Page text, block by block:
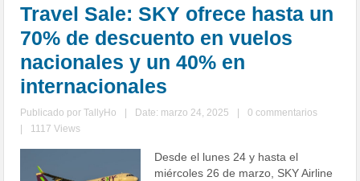
Travel Sale: SKY ofrece hasta un
70% de descuento en vuelos
nacionales y un 40% en
internacionales
Publicado porTallyHo Date: marzo 24, 2025
0 commentarios
1117 Views
Desde el lunes 24 y hasta el
miércoles 26 de marzo, SKY Airline